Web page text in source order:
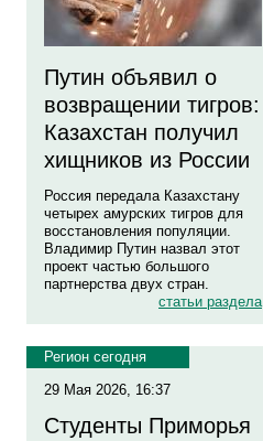
Путин объявил о
возвращении тигров:
Казахстан получил
хищников из России
Россия передала Казахстану
четырех амурских тигров для
восстановления популяции.
Владимир Путин назвал этот
проект частью большого
партнерства двух стран.
статьи раздела
Регион сегодня
29 Мая 2026, 16:37
Студенты Приморья